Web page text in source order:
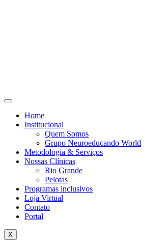
Home
Institucional
Quem Somos
Grupo Neuroeducando World
Metodologia & Serviços
Nossas Clínicas
Rio Grande
Pelotas
Programas inclusivos
Loja Virtual
Contato
Portal
X